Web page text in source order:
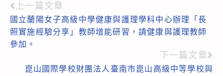
Read
more
articles
上一篇文章
國立蘭陽女子高級中學健康與護理學科中心辦理「長
照實施經驗分享」教師增能研習，請健康與護理教師
參加。
下一篇文章
崑山國際學校財團法人臺南市崑山高級中等學校與